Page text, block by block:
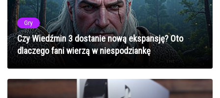
Gry
Czy Wiedźmin 3 dostanie nową ekspansję? Oto
dlaczego fani wierzą w niespodziankę